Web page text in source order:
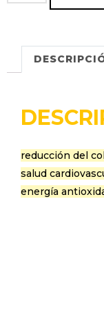
reducción del
salud
energía